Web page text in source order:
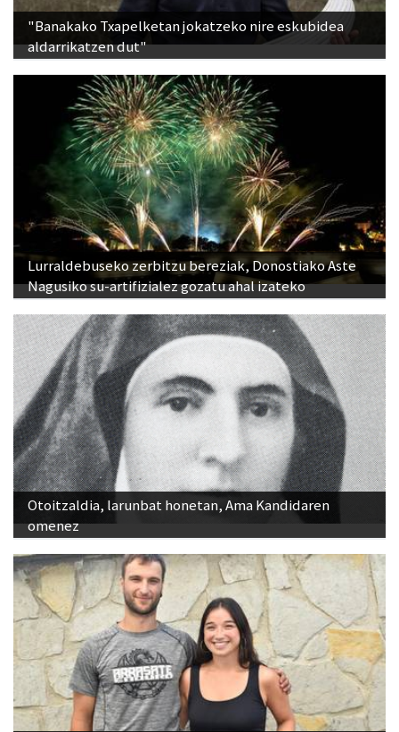
"Banakako Txapelketan jokatzeko nire eskubidea
aldarrikatzen dut"
Lurraldebuseko zerbitzu bereziak, Donostiako Aste
Nagusiko su-artifizialez gozatu ahal izateko
Otoitzaldia, larunbat honetan, Ama Kandidaren
omenez